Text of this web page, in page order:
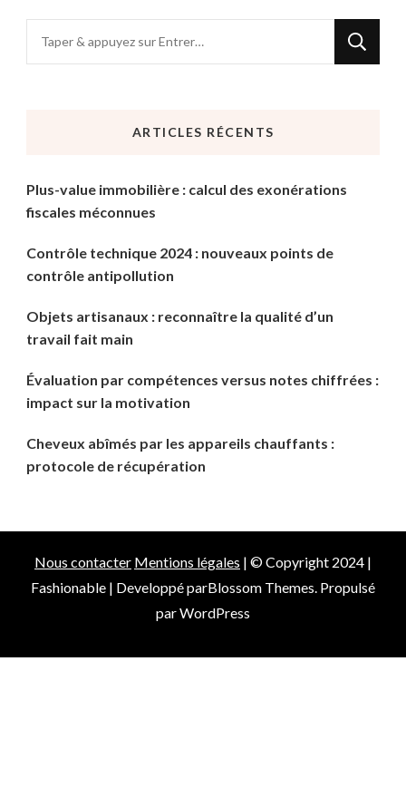
recherchiez
ARTICLES RÉCENTS
Plus-value immobilière : calcul des exonérations
fiscales méconnues
Contrôle technique 2024 : nouveaux points de
contrôle antipollution
Objets artisanaux : reconnaître la qualité d’un
travail fait main
Évaluation par compétences versus notes chiffrées :
impact sur la motivation
Cheveux abîmés par les appareils chauffants :
protocole de récupération
Nous contacter Mentions légales | © Copyright 2024 |
Fashionable | Developpé parBlossom Themes. Propulsé
parWordPress